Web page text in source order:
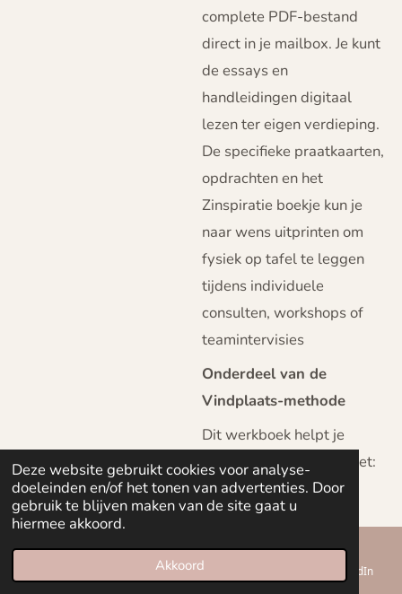
Deze website gebruikt cookies voor analyse-
doeleinden en/of het tonen van advertenties. Door
gebruik te blijven maken van de site gaat u
hiermee akkoord.
Akkoord
complete PDF-bestand
direct in je mailbox. Je kunt
de essays en
handleidingen digitaal
lezen ter eigen verdieping.
De specifieke praatkaarten,
opdrachten en het
Zinspiratie boekje kun je
naar wens uitprinten om
fysiek op tafel te leggen
tijdens individuele
consulten, workshops of
teamintervisies
Onderdeel van de
Vindplaats-methode
Dit werkboek helpt je
vooral om te oefenen met:
● Verwonderen
Meer over de methode →
Telefoonnummer LinkedIn